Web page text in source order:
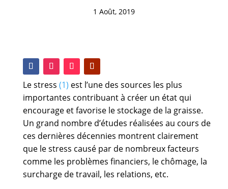
1 Août, 2019
Le stress (1) est l’une des sources les plus
importantes contribuant à créer un état qui
encourage et favorise le stockage de la graisse.
Un grand nombre d’études réalisées au cours de
ces dernières décennies montrent clairement
que le stress causé par de nombreux facteurs
comme les problèmes financiers, le chômage, la
surcharge de travail, les relations, etc.